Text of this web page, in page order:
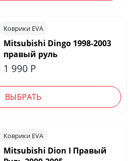
Коврики EVA
Mitsubishi Dingo 1998-2003
правый руль
1 990 Р
ВЫБРАТЬ
Коврики EVA
Mitsubishi Dion I Правый